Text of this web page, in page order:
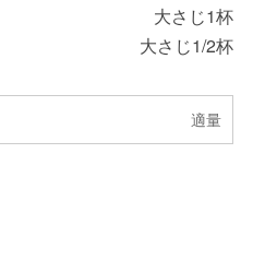
大さじ1杯
大さじ1/2杯
適量